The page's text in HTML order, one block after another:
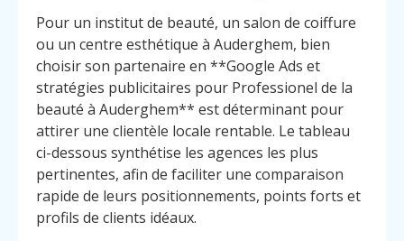
Pour un institut de beauté, un salon de coiffure
ou un centre esthétique à Auderghem, bien
choisir son partenaire en **Google Ads et
stratégies publicitaires pour Professionel de la
beauté à Auderghem** est déterminant pour
attirer une clientèle locale rentable. Le tableau
ci-dessous synthétise les agences les plus
pertinentes, afin de faciliter une comparaison
rapide de leurs positionnements, points forts et
profils de clients idéaux.